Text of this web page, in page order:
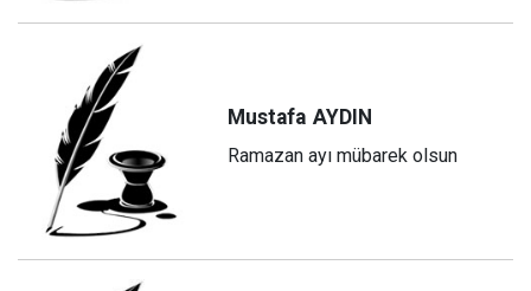
Mustafa AYDIN
Ramazan ayı mübarek olsun